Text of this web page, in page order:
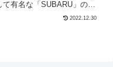
て有名な「SUBARU」のお
名。企業街ならではの「ス
「スバルサブレ」といった
2022.12.30